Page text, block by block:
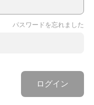
パスワードを忘れました
ログイン